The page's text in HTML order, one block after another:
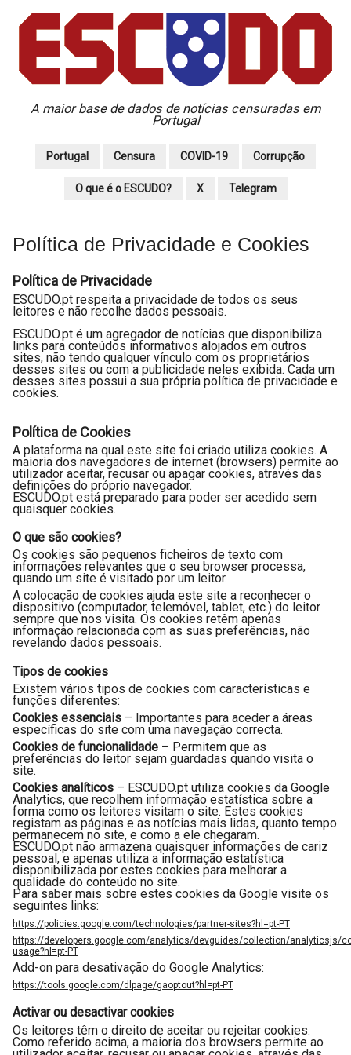
A maior base de dados de notícias censuradas em
Portugal
Portugal Censura COVID-19 Corrupção
O que é o ESCUDO? X Telegram
Política de Privacidade e Cookies
Política de Privacidade
ESCUDO.pt respeita a privacidade de todos os seus
leitores e não recolhe dados pessoais.
ESCUDO.pt é um agregador de notícias que disponibiliza
links para conteúdos informativos alojados em outros
sites, não tendo qualquer vínculo com os proprietários
desses sites ou com a publicidade neles exibida. Cada um
desses sites possui a sua própria política de privacidade e
cookies.
Política de Cookies
A plataforma na qual este site foi criado utiliza cookies. A
maioria dos navegadores de internet (browsers) permite ao
utilizador aceitar, recusar ou apagar cookies, através das
definições do próprio navegador.
ESCUDO.pt está preparado para poder ser acedido sem
quaisquer cookies.
O que são cookies?
Os cookies são pequenos ficheiros de texto com
informações relevantes que o seu browser processa,
quando um site é visitado por um leitor.
A colocação de cookies ajuda este site a reconhecer o
dispositivo (computador, telemóvel, tablet, etc.) do leitor
sempre que nos visita. Os cookies retêm apenas
informação relacionada com as suas preferências, não
revelando dados pessoais.
Tipos de cookies
Existem vários tipos de cookies com características e
funções diferentes:
Cookies essenciais – Importantes para aceder a áreas
específicas do site com uma navegação correcta.
Cookies de funcionalidade – Permitem que as
preferências do leitor sejam guardadas quando visita o
site.
Cookies analíticos – ESCUDO.pt utiliza cookies da Google
Analytics, que recolhem informação estatística sobre a
forma como os leitores visitam o site. Estes cookies
registam as páginas e as notícias mais lidas, quanto tempo
permanecem no site, e como a ele chegaram.
ESCUDO.pt não armazena quaisquer informações de cariz
pessoal, e apenas utiliza a informação estatística
disponibilizada por estes cookies para melhorar a
qualidade do conteúdo no site.
Para saber mais sobre estes cookies da Google visite os
seguintes links:
https://policies.google.com/technologies/partner-sites?hl=pt-PT
https://developers.google.com/analytics/devguides/collection/analyticsjs/
usage?hl=pt-PT
Add-on para desativação do Google Analytics:
https://tools.google.com/dlpage/gaoptout?hl=pt-PT
Activar ou desactivar cookies
Os leitores têm o direito de aceitar ou rejeitar cookies.
Como referido acima, a maioria dos browsers permite ao